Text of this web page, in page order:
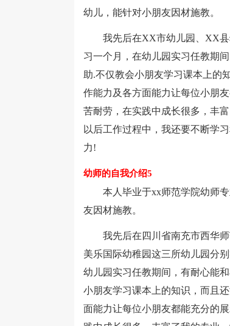
幼儿，能针对小朋友因材施教。
我先后在XX市幼儿园、XX县
习一个月，在幼儿园实习任教期
助.不仅教会小朋友学习课本上的
作能力及各方面能力让每位小朋
苦耐劳，在实践中成长很多，丰
以后工作过程中，我还要不断学
力!
幼师的自我介绍5
本人毕业于xx师范学院幼师专
友因材施教。
我先后在四川省南充市西华师
美乐国际幼稚园这三所幼儿园分
幼儿园实习任教期间，有耐心能
小朋友学习课本上的知识，而且
面能力让每位小朋友都能充分的